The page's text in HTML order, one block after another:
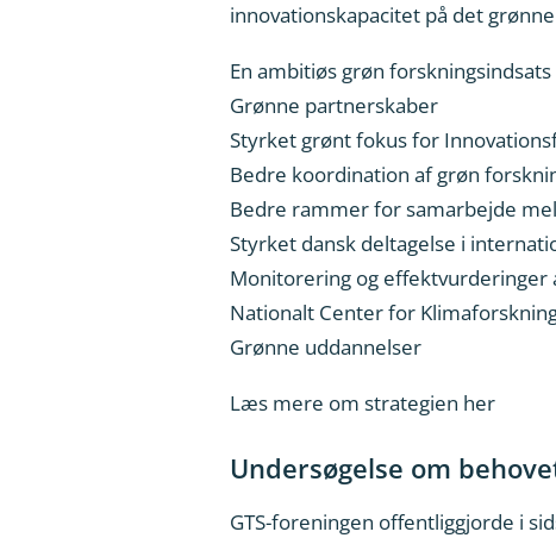
innovationskapacitet på det
En ambitiøs grøn forskningsindsats
Grønne partnerskaber
Styrket grønt fokus for
Bedre koordination af grøn
Bedre rammer for samarbejde
Styrket dansk deltagelse i
Monitorering og effektvurderinger
Nationalt Center for
Grønne uddannelser
Læs mere om strategien her
Undersøgelse om
GTS-foreningen offentliggjorde i